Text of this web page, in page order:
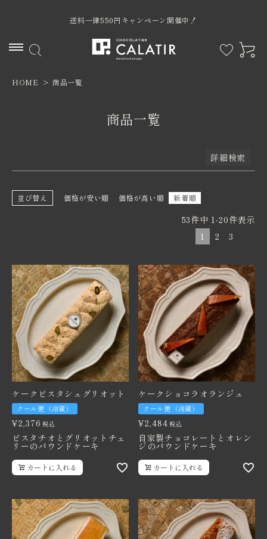
送料一律550円キャンペーン開催中！
ACCOUNT MENU
価格から探す
卸売り販売
インフォメーション
HOME 商品一覧
商品一覧
詳細検索
並び順
並び替え 価格が安い順 価格が高い順 新着順
53件中 1-20件表示
1
2 3
ケークピスタシュグリオット
クール便（冷蔵）
¥2,376 税込
ピスタチオとグリオットチェ
リーのパウンドケーキ
カートに入れる
ケークショコラオランジュ
クール便（冷蔵）
¥2,484 税込
自家製チョコレートとオレン
ジのパウンドケーキ
カートに入れる